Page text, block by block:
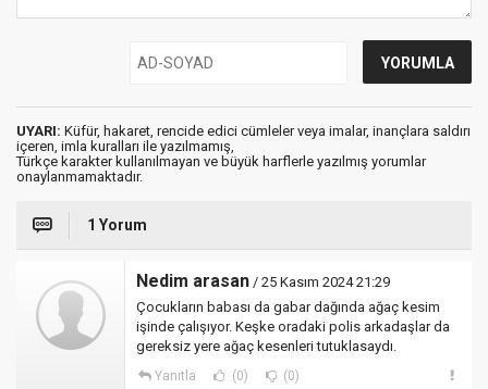
UYARI: Küfür, hakaret, rencide edici cümleler veya imalar, inançlara saldırı
içeren, imla kuralları ile yazılmamış,
Türkçe karakter kullanılmayan ve büyük harflerle yazılmış yorumlar
onaylanmamaktadır.
1 Yorum
Nedim arasan / 25 Kasım 2024 21:29
Çocukların babası da gabar dağında ağaç kesim
işinde çalışıyor. Keşke oradaki polis arkadaşlar da
gereksiz yere ağaç kesenleri tutuklasaydı.
Yanıtla (0) (0)